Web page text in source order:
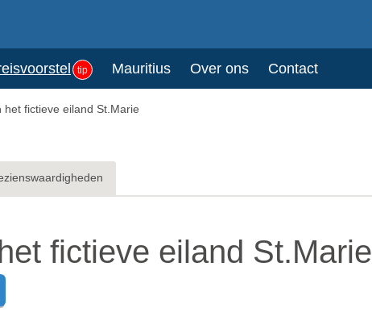
tip Mauritius Over ons Contact
het fictieve eiland St.Marie
fictieve eiland St.Marie